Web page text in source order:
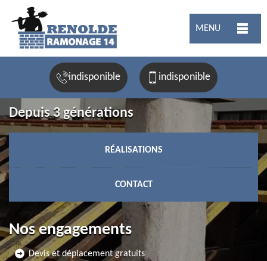
MENU
indisponible indisponible
Depuis 3 générations
RÉALISATIONS
CONTACT
Nos engagements
Devis et déplacement gratuits